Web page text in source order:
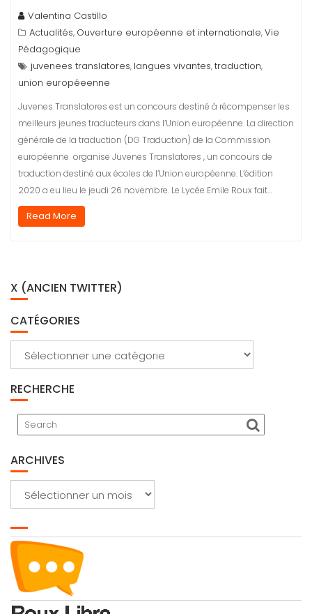
Valentina Castillo
Actualités, Ouverture européenne et internationale,Vie
Pédagogique
juvenees translatores, langues vivantes,traduction,
union européeenne
Juvenes Translatores est un concours destiné à récompenser les
meilleurs jeunes traducteurs dans l’Union européenne. La direction
générale de la traduction (DG Traduction) de la Commission
européenne organise Juvenes Translatores , un concours de
traduction destiné aux écoles de l’Union européenne. L’édition
2020 a eu lieu le jeudi 26 novembre. Le Lycée Emile Roux fait…
Read More
X (ANCIEN TWITTER)
CATÉGORIES
RECHERCHE
ARCHIVES